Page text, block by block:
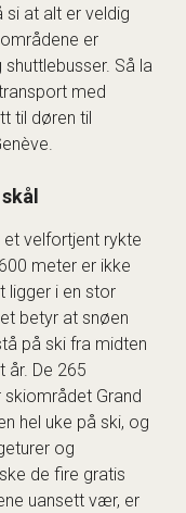
at alt er veldig
er
Så la
med
til døren til
et velfortjent rykte
meter er ikke
ligger i en stor
betyr at snøen
på ski fra midten
år. De 265
Grand
hel uke på ski, og
og
de fire gratis
uansett vær, er